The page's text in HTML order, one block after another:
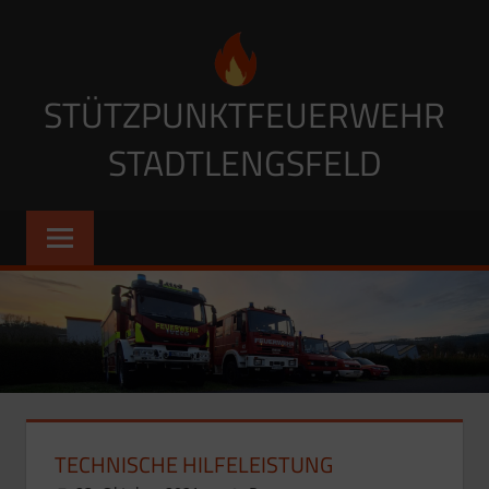
STÜTZPUNKTFEUERWEHR
STADTLENGSFELD
TECHNISCHE HILFELEISTUNG